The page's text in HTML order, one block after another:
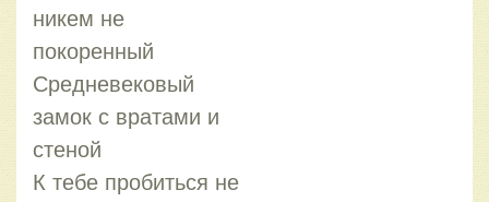
никем не
покоренный
Средневековый
замок с вратами и
стеной
К тебе пробиться не